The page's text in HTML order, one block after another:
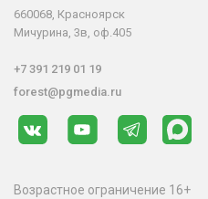
660068, Красноярск
Мичурина, 3в, оф.405
+7 391 219 01 19
forest@pgmedia.ru
Возрастное ограничение 16+